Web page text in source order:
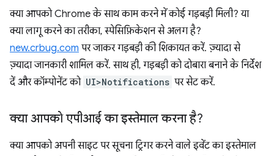
क्या आपको Chrome के साथ काम करने में कोई गड़बड़ी मिली? या
क्या लागू करने का तरीका, स्पेसिफ़िकेशन से अलग है?
new.crbug.com पर जाकर गड़बड़ी की शिकायत करें. ज़्यादा से
ज़्यादा जानकारी शामिल करें. साथ ही, गड़बड़ी को दोबारा बनाने के निर्देश
दें और कॉम्पोनेंट को UI>Notifications पर सेट करें.
क्या आपको एपीआई का इस्तेमाल करना है?
क्या आपको अपनी साइट पर सूचना ट्रिगर करने वाले इवेंट का इस्तेमाल